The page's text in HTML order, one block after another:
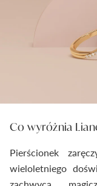
Co wyróżnia
Pierścionek
wieloletniego